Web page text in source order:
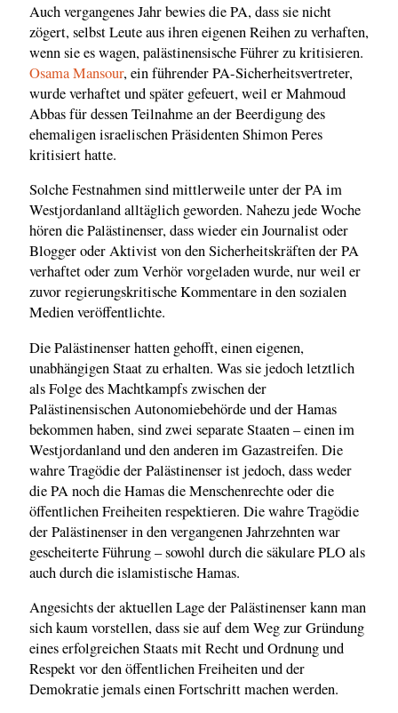
Auch vergangenes Jahr bewies die PA, dass sie nicht
zögert, selbst Leute aus ihren eigenen Reihen zu verhaften,
wenn sie es wagen, palästinensische Führer zu kritisieren.
Osama Mansour, ein führender PA-Sicherheitsvertreter,
wurde verhaftet und später gefeuert, weil er Mahmoud
Abbas für dessen Teilnahme an der Beerdigung des
ehemaligen israelischen Präsidenten Shimon Peres
kritisiert hatte.
Solche Festnahmen sind mittlerweile unter der PA im
Westjordanland alltäglich geworden. Nahezu jede Woche
hören die Palästinenser, dass wieder ein Journalist oder
Blogger oder Aktivist von den Sicherheitskräften der PA
verhaftet oder zum Verhör vorgeladen wurde, nur weil er
zuvor regierungskritische Kommentare in den sozialen
Medien veröffentlichte.
Die Palästinenser hatten gehofft, einen eigenen,
unabhängigen Staat zu erhalten. Was sie jedoch letztlich
als Folge des Machtkampfs zwischen der
Palästinensischen Autonomiebehörde und der Hamas
bekommen haben, sind zwei separate Staaten – einen im
Westjordanland und den anderen im Gazastreifen. Die
wahre Tragödie der Palästinenser ist jedoch, dass weder
die PA noch die Hamas die Menschenrechte oder die
öffentlichen Freiheiten respektieren. Die wahre Tragödie
der Palästinenser in den vergangenen Jahrzehnten war
gescheiterte Führung – sowohl durch die säkulare PLO als
auch durch die islamistische Hamas.
Angesichts der aktuellen Lage der Palästinenser kann man
sich kaum vorstellen, dass sie auf dem Weg zur Gründung
eines erfolgreichen Staats mit Recht und Ordnung und
Respekt vor den öffentlichen Freiheiten und der
Demokratie jemals einen Fortschritt machen werden.